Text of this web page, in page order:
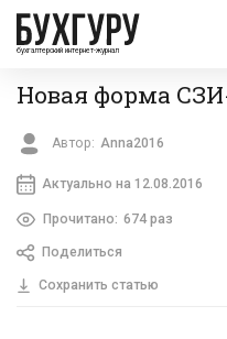
бухгалтерский интернет-журнал
Новая форма
Автор: Anna2016
Актуально на 12.08.2016
Прочитано: 674 раз
Поделиться
Сохранить статью